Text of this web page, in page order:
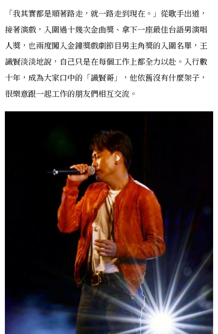
「我其實都是順著路走，就一路走到現在。」從歌手出道，
接著演戲，入圍過十幾次金曲獎、拿下一座最佳台語男演唱
人獎，也兩度闖入金鐘獎戲劇節目男主角獎的入圍名單，王
識賢淡淡地說，自己只是在每個工作上都全力以赴。入行數
十年，成為大家口中的「識賢哥」，他依舊沒有什麼架子，
很樂意跟一起工作的朋友們相互交流。